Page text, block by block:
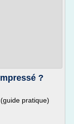
?
pratique)